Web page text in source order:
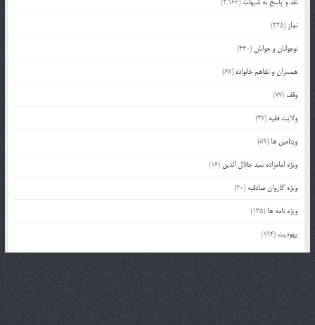
نماز (225)
نوجوانان و جوانان(440)
همسران و تفاهم خانواده (68)
وقف (77)
ولایت فقیه (37)
ویتامین ها (89)
ویژه امامزاده سید جلال الدین (16)
ویژه کاروان صادقیه (30)
ویژه نامه ها (135)
یهودیت (194)